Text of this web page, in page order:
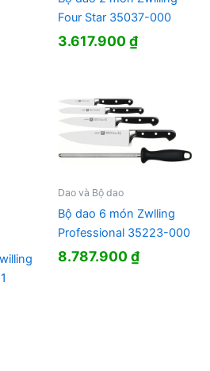
Four Star 35037-000
3.617.900₫
Dao và Bộ dao
Bộ dao 6 món Zwlling
Professional 35223-000
8.787.900₫